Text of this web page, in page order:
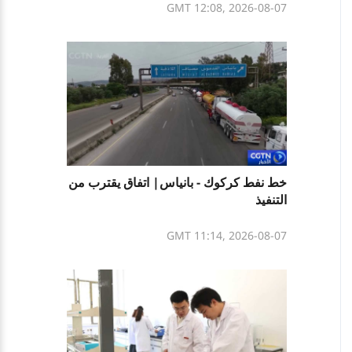
GMT 12:08, 2026-08-07
خط نفط كركوك - بانياس| اتفاق يقترب من
التنفيذ
GMT 11:14, 2026-08-07